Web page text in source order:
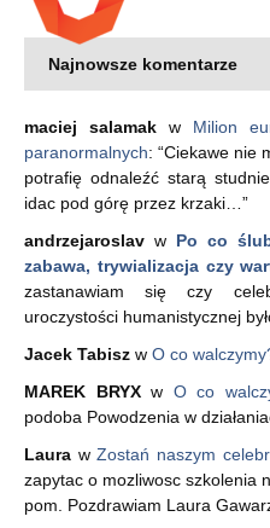
Najnowsze komentarze
maciej salamak w Milion
paranormalnych: “Ciekawe nie
potrafię odnaleźć starą
idac pod górę przez krzaki…”
andrzejaroslav w Po co
zabawa, trywializacja czy
zastanawiam się czy
uroczystości humanistycznej
Jacek Tabisz w O co
MAREK BRYXw O co
podoba Powodzenia w
Laura wZostań naszym
zapytac o mozliwosc szkolenia
pom. Pozdrawiam Laura